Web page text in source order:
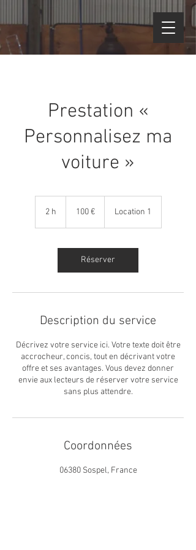
Prestation «
Personnalisez ma
voiture »
2 h 100 € Location 1
Réserver
Description du service
Décrivez votre service ici. Votre texte doit être
accrocheur, concis, tout en décrivant votre
offre et ses avantages. Vous devez donner
envie aux lecteurs de réserver votre service
sans plus attendre.
Coordonnées
06380 Sospel, France